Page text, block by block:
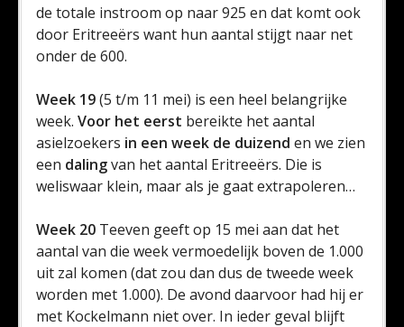
de totale instroom op naar 925 en dat komt ook
door Eritreeërs want hun aantal stijgt naar net
onder de 600.
Week 19(5 t/m 11 mei) is een heel belangrijke
week. Voor het eerst bereikte het aantal
asielzoekers in een week de duizend en we zien
een dalingvan het aantal Eritreeërs. Die is
weliswaar klein, maar als je gaat extrapoleren…
Week 20 Teeven geeft op 15 mei aan dat het
aantal van die week vermoedelijk boven de 1.000
uit zal komen (dat zou dan dus de tweede week
worden met 1.000). De avond daarvoor had hij er
met Kockelmann niet over. In ieder geval blijft